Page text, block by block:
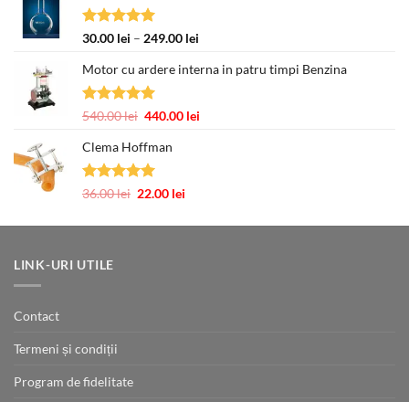
Evaluat la
30.00 lei – 249.00 lei
prețuri:
la
Motor cu ardere interna in patru timpi Benzina
Evaluat la
540.00lei Prețul
a
fost:
440.00 lei
Clema Hoffman
Evaluat la
36.00lei Prețul
a
22.00 lei
este:
LINK-URI UTILE
Contact
Termeni și condiții
Program de fidelitate